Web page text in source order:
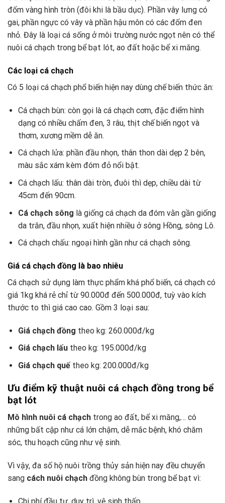
đốm vàng hình tròn (đôi khi là bầu dục). Phần vây lưng có
gai, phần ngực có vây và phần hậu môn có các đốm đen
nhỏ. Đây là loại cá sống ở môi trường nước ngọt nên có thể
nuôi cá chạch trong bể bạt lót, ao đất hoặc bể xi măng.
Các loại cá chạch
Có 5 loại cá chạch phổ biến hiện nay dùng chế biến thức ăn:
Cá chạch bùn: còn gọi là cá chạch cơm, đặc điểm hình
dạng có nhiều chấm đen, 3 râu, thịt chế biến ngọt và
thơm, xương mềm dễ ăn.
Cá chạch lửa: phần đầu nhọn, thân thon dài dẹp 2 bên,
màu sắc xám kèm đóm đỏ nổi bật.
Cá chạch lấu: thân dài tròn, đuôi thì dẹp, chiều dài từ
45cm đến 90cm.
Cá chạch sông là giống cá chạch da đóm vằn gần giống
da trăn, đầu nhọn, xuất hiện nhiều ở sông Hồng, sông Lô.
Cá chạch chấu: ngoại hình gần như cá chạch sông.
Giá cá chạch đồng là bao nhiêu
Cá chạch sử dụng làm thực phẩm khá phổ biến, cá chạch có
giá 1kg khá rẻ chỉ từ 90.000đ đến 500.000đ, tuỳ vào kích
thước to thì giá cao cao. Gồm 3 loại sau:
Giá chạch đồng theo kg: 260.000đ/kg
Giá chạch lấutheo kg: 195.000đ/kg
Giá chạch quếtheo kg: 200.000đ/kg
Ưu điểm kỹ thuật nuôi cá chạch đồng trong bể
bạt lót
Mô hình nuôi cá chạch trong ao đất, bể xi măng,… có
những bất cập như cá lớn chậm, dễ mắc bệnh, khó chăm
sóc, thu hoạch cũng như vệ sinh.
Vì vậy, đa số hộ nuôi trồng thủy sản hiện nay đều chuyển
sang cách nuôi chạch đồng không bùn trong bể bạt vì: